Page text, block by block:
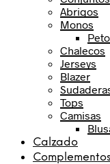
Abrigos
Monos
Chalecos
Jerseys
Blazer
Tops
Camisas
Calzado
Complementos